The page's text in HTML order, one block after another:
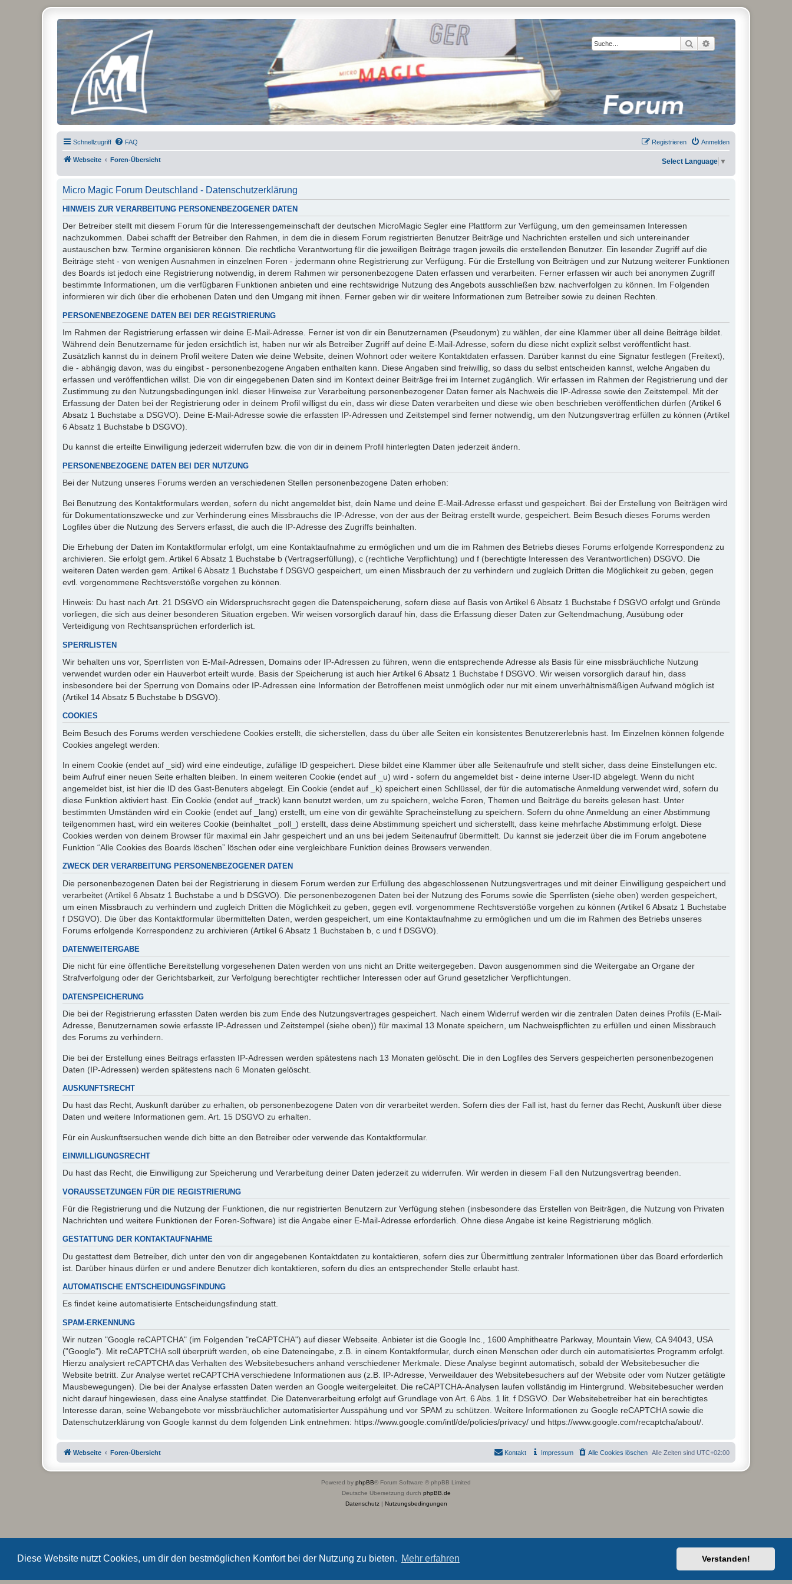
Diese Website nutzt Cookies, um dir den bestmöglichen Komfort bei der Nutzung zu bieten. Mehr erfahren Verstanden!
Suche Erweiterte Suche
Micro Magic Forum Deutschland
Schnellzugriff FAQ Anmelden
Registrieren
Webseite Foren-Übersicht Select Language ▼
Micro Magic Forum Deutschland - Datenschutzerklärung
HINWEIS ZUR VERARBEITUNG PERSONENBEZOGENER DATEN
Der Betreiber stellt mit diesem Forum für die Interessengemeinschaft der deutschen MicroMagic Segler eine Plattform zur Verfügung, um den gemeinsamen Interessen
nachzukommen. Dabei schafft der Betreiber den Rahmen, in dem die in diesem Forum registrierten Benutzer Beiträge und Nachrichten erstellen und sich untereinander
austauschen bzw. Termine organisieren können. Die rechtliche Verantwortung für die jeweiligen Beiträge tragen jeweils die erstellenden Benutzer. Ein lesender Zugriff auf die
Beiträge steht - von wenigen Ausnahmen in einzelnen Foren - jedermann ohne Registrierung zur Verfügung. Für die Erstellung von Beiträgen und zur Nutzung weiterer Funktionen
des Boards ist jedoch eine Registrierung notwendig, in derem Rahmen wir personenbezogene Daten erfassen und verarbeiten. Ferner erfassen wir auch bei anonymen Zugriff
bestimmte Informationen, um die verfügbaren Funktionen anbieten und eine rechtswidrige Nutzung des Angebots ausschließen bzw. nachverfolgen zu können. Im Folgenden
informieren wir dich über die erhobenen Daten und den Umgang mit ihnen. Ferner geben wir dir weitere Informationen zum Betreiber sowie zu deinen Rechten.
PERSONENBEZOGENE DATEN BEI DER REGISTRIERUNG
Im Rahmen der Registrierung erfassen wir deine E-Mail-Adresse. Ferner ist von dir ein Benutzernamen (Pseudonym) zu wählen, der eine Klammer über all deine Beiträge bildet.
Während dein Benutzername für jeden ersichtlich ist, haben nur wir als Betreiber Zugriff auf deine E-Mail-Adresse, sofern du diese nicht explizit selbst veröffentlicht hast.
Zusätzlich kannst du in deinem Profil weitere Daten wie deine Website, deinen Wohnort oder weitere Kontaktdaten erfassen. Darüber kannst du eine Signatur festlegen (Freitext),
die - abhängig davon, was du eingibst - personenbezogene Angaben enthalten kann. Diese Angaben sind freiwillig, so dass du selbst entscheiden kannst, welche Angaben du
erfassen und veröffentlichen willst. Die von dir eingegebenen Daten sind im Kontext deiner Beiträge frei im Internet zugänglich. Wir erfassen im Rahmen der Registrierung und der
Zustimmung zu den Nutzungsbedingungen inkl. dieser Hinweise zur Verarbeitung personenbezogener Daten ferner als Nachweis die IP-Adresse sowie den Zeitstempel. Mit der
Erfassung der Daten bei der Registrierung oder in deinem Profil willigst du ein, dass wir diese Daten verarbeiten und diese wie oben beschrieben veröffentlichen dürfen (Artikel 6
Absatz 1 Buchstabe a DSGVO). Deine E-Mail-Adresse sowie die erfassten IP-Adressen und Zeitstempel sind ferner notwendig, um den Nutzungsvertrag erfüllen zu können (Artikel
6 Absatz 1 Buchstabe b DSGVO).
Du kannst die erteilte Einwilligung jederzeit widerrufen bzw. die von dir in deinem Profil hinterlegten Daten jederzeit ändern.
PERSONENBEZOGENE DATEN BEI DER NUTZUNG
Bei der Nutzung unseres Forums werden an verschiedenen Stellen personenbezogene Daten erhoben:
Bei Benutzung des Kontaktformulars werden, sofern du nicht angemeldet bist, dein Name und deine E-Mail-Adresse erfasst und gespeichert. Bei der Erstellung von Beiträgen wird
für Dokumentationszwecke und zur Verhinderung eines Missbrauchs die IP-Adresse, von der aus der Beitrag erstellt wurde, gespeichert. Beim Besuch dieses Forums werden
Logfiles über die Nutzung des Servers erfasst, die auch die IP-Adresse des Zugriffs beinhalten.
Die Erhebung der Daten im Kontaktformular erfolgt, um eine Kontaktaufnahme zu ermöglichen und um die im Rahmen des Betriebs dieses Forums erfolgende Korrespondenz zu
archivieren. Sie erfolgt gem. Artikel 6 Absatz 1 Buchstabe b (Vertragserfüllung), c (rechtliche Verpflichtung) und f (berechtigte Interessen des Verantwortlichen) DSGVO. Die
weiteren Daten werden gem. Artikel 6 Absatz 1 Buchstabe f DSGVO gespeichert, um einen Missbrauch der zu verhindern und zugleich Dritten die Möglichkeit zu geben, gegen
evtl. vorgenommene Rechtsverstöße vorgehen zu können.
Hinweis: Du hast nach Art. 21 DSGVO ein Widerspruchsrecht gegen die Datenspeicherung, sofern diese auf Basis von Artikel 6 Absatz 1 Buchstabe f DSGVO erfolgt und Gründe
vorliegen, die sich aus deiner besonderen Situation ergeben. Wir weisen vorsorglich darauf hin, dass die Erfassung dieser Daten zur Geltendmachung, Ausübung oder
Verteidigung von Rechtsansprüchen erforderlich ist.
SPERRLISTEN
Wir behalten uns vor, Sperrlisten von E-Mail-Adressen, Domains oder IP-Adressen zu führen, wenn die entsprechende Adresse als Basis für eine missbräuchliche Nutzung
verwendet wurden oder ein Hauverbot erteilt wurde. Basis der Speicherung ist auch hier Artikel 6 Absatz 1 Buchstabe f DSGVO. Wir weisen vorsorglich darauf hin, dass
insbesondere bei der Sperrung von Domains oder IP-Adressen eine Information der Betroffenen meist unmöglich oder nur mit einem unverhältnismäßigen Aufwand möglich ist
(Artikel 14 Absatz 5 Buchstabe b DSGVO).
COOKIES
Beim Besuch des Forums werden verschiedene Cookies erstellt, die sicherstellen, dass du über alle Seiten ein konsistentes Benutzererlebnis hast. Im Einzelnen können folgende
Cookies angelegt werden:
In einem Cookie (endet auf _sid) wird eine eindeutige, zufällige ID gespeichert. Diese bildet eine Klammer über alle Seitenaufrufe und stellt sicher, dass deine Einstellungen etc.
beim Aufruf einer neuen Seite erhalten bleiben. In einem weiteren Cookie (endet auf _u) wird - sofern du angemeldet bist - deine interne User-ID abgelegt. Wenn du nicht
angemeldet bist, ist hier die ID des Gast-Benuters abgelegt. Ein Cookie (endet auf _k) speichert einen Schlüssel, der für die automatische Anmeldung verwendet wird, sofern du
diese Funktion aktiviert hast. Ein Cookie (endet auf _track) kann benutzt werden, um zu speichern, welche Foren, Themen und Beiträge du bereits gelesen hast. Unter
bestimmten Umständen wird ein Cookie (endet auf _lang) erstellt, um eine von dir gewählte Spracheinstellung zu speichern. Sofern du ohne Anmeldung an einer Abstimmung
teilgenommen hast, wird ein weiteres Cookie (beinhaltet _poll_) erstellt, dass deine Abstimmung speichert und sicherstellt, dass keine mehrfache Abstimmung erfolgt. Diese
Cookies werden von deinem Browser für maximal ein Jahr gespeichert und an uns bei jedem Seitenaufruf übermittelt. Du kannst sie jederzeit über die im Forum angebotene
Funktion “Alle Cookies des Boards löschen” löschen oder eine vergleichbare Funktion deines Browsers verwenden.
ZWECK DER VERARBEITUNG PERSONENBEZOGENER DATEN
Die personenbezogenen Daten bei der Registrierung in diesem Forum werden zur Erfüllung des abgeschlossenen Nutzungsvertrages und mit deiner Einwilligung gespeichert und
verarbeitet (Artikel 6 Absatz 1 Buchstabe a und b DSGVO). Die personenbezogenen Daten bei der Nutzung des Forums sowie die Sperrlisten (siehe oben) werden gespeichert,
um einen Missbrauch zu verhindern und zugleich Dritten die Möglichkeit zu geben, gegen evtl. vorgenommene Rechtsverstöße vorgehen zu können (Artikel 6 Absatz 1 Buchstabe
f DSGVO). Die über das Kontaktformular übermittelten Daten, werden gespeichert, um eine Kontaktaufnahme zu ermöglichen und um die im Rahmen des Betriebs unseres
Forums erfolgende Korrespondenz zu archivieren (Artikel 6 Absatz 1 Buchstaben b, c und f DSGVO).
DATENWEITERGABE
Die nicht für eine öffentliche Bereitstellung vorgesehenen Daten werden von uns nicht an Dritte weitergegeben. Davon ausgenommen sind die Weitergabe an Organe der
Strafverfolgung oder der Gerichtsbarkeit, zur Verfolgung berechtigter rechtlicher Interessen oder auf Grund gesetzlicher Verpflichtungen.
DATENSPEICHERUNG
Die bei der Registrierung erfassten Daten werden bis zum Ende des Nutzungsvertrages gespeichert. Nach einem Widerruf werden wir die zentralen Daten deines Profils (E-Mail-
Adresse, Benutzernamen sowie erfasste IP-Adressen und Zeitstempel (siehe oben)) für maximal 13 Monate speichern, um Nachweispflichten zu erfüllen und einen Missbrauch
des Forums zu verhindern.
Die bei der Erstellung eines Beitrags erfassten IP-Adressen werden spätestens nach 13 Monaten gelöscht. Die in den Logfiles des Servers gespeicherten personenbezogenen
Daten (IP-Adressen) werden spätestens nach 6 Monaten gelöscht.
AUSKUNFTSRECHT
Du hast das Recht, Auskunft darüber zu erhalten, ob personenbezogene Daten von dir verarbeitet werden. Sofern dies der Fall ist, hast du ferner das Recht, Auskunft über diese
Daten und weitere Informationen gem. Art. 15 DSGVO zu erhalten.
Für ein Auskunftsersuchen wende dich bitte an den Betreiber oder verwende das Kontaktformular.
EINWILLIGUNGSRECHT
Du hast das Recht, die Einwilligung zur Speicherung und Verarbeitung deiner Daten jederzeit zu widerrufen. Wir werden in diesem Fall den Nutzungsvertrag beenden.
VORAUSSETZUNGEN FÜR DIE REGISTRIERUNG
Für die Registrierung und die Nutzung der Funktionen, die nur registrierten Benutzern zur Verfügung stehen (insbesondere das Erstellen von Beiträgen, die Nutzung von Privaten
Nachrichten und weitere Funktionen der Foren-Software) ist die Angabe einer E-Mail-Adresse erforderlich. Ohne diese Angabe ist keine Registrierung möglich.
GESTATTUNG DER KONTAKTAUFNAHME
Du gestattest dem Betreiber, dich unter den von dir angegebenen Kontaktdaten zu kontaktieren, sofern dies zur Übermittlung zentraler Informationen über das Board erforderlich
ist. Darüber hinaus dürfen er und andere Benutzer dich kontaktieren, sofern du dies an entsprechender Stelle erlaubt hast.
AUTOMATISCHE ENTSCHEIDUNGSFINDUNG
Es findet keine automatisierte Entscheidungsfindung statt.
SPAM-ERKENNUNG
Wir nutzen "Google reCAPTCHA" (im Folgenden "reCAPTCHA") auf dieser Webseite. Anbieter ist die Google Inc., 1600 Amphitheatre Parkway, Mountain View, CA 94043, USA
("Google"). Mit reCAPTCHA soll überprüft werden, ob eine Dateneingabe, z.B. in einem Kontaktformular, durch einen Menschen oder durch ein automatisiertes Programm erfolgt.
Hierzu analysiert reCAPTCHA das Verhalten des Websitebesuchers anhand verschiedener Merkmale. Diese Analyse beginnt automatisch, sobald der Websitebesucher die
Website betritt. Zur Analyse wertet reCAPTCHA verschiedene Informationen aus (z.B. IP-Adresse, Verweildauer des Websitebesuchers auf der Website oder vom Nutzer getätigte
Mausbewegungen). Die bei der Analyse erfassten Daten werden an Google weitergeleitet. Die reCAPTCHA-Analysen laufen vollständig im Hintergrund. Websitebesucher werden
nicht darauf hingewiesen, dass eine Analyse stattfindet. Die Datenverarbeitung erfolgt auf Grundlage von Art. 6 Abs. 1 lit. f DSGVO. Der Websitebetreiber hat ein berechtigtes
Interesse daran, seine Webangebote vor missbräuchlicher automatisierter Ausspähung und vor SPAM zu schützen. Weitere Informationen zu Google reCAPTCHA sowie die
Datenschutzerklärung von Google kannst du dem folgenden Link entnehmen: https://www.google.com/intl/de/policies/privacy/ und https://www.google.com/recaptcha/about/.
Webseite Foren-Übersicht Alle Zeiten sind UTC+02:00
Alle Cookies löschen
Impressum
Kontakt
Powered by phpBB® Forum Software © phpBB Limited
Deutsche Übersetzung durch phpBB.de
Datenschutz| Nutzungsbedingungen